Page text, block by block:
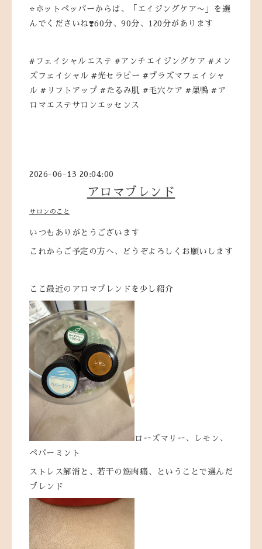
⭐️ホットペッパーからは、「エイジングケア〜」を選
んでくださいね❣️60分、90分、120分があります
#フェイシャルエステ #アンチエイジングケア #メン
ズフェイシャル #光セラピー #プラズマフェイシャ
ル #リフトアップ #たるみ肌 #毛穴ケア #巣鴨 #ア
ロマエステサロンエッセンス
2026-06-13 20:04:00
アロマブレンド
サロンのこと
いつもありがとうございます
これからご予定の方へ、どうぞよろしくお願いします
ここ最近のアロマブレンドを少し紹介
ローズマリー、レモン、
ペパーミント
ストレス解消と、若干の筋肉痛、ということで選んだ
ブレンド